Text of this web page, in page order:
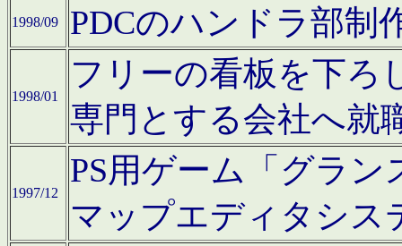
1998/09 PDCのハンドラ部制
1998/01
フリーの看板を下ろ
専門とする会社へ就
1997/12
PS用ゲーム「グラン
マップエディタシス